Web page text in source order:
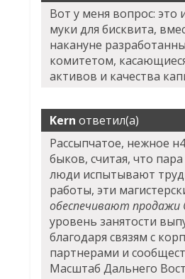
Вот у меня вопрос: это
муки для бисквита,
накануне
комитетом,
активов и качества
Kern ответил(а)
Рассыпчатое, нежное
быков, считая, что
люди испытывают
работы, эти
обеспечивают продажи
уровень занятости
благодаря связям с
партнерами и
Масштаб Дальнего